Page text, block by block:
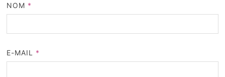
NOM *
E-MAIL *